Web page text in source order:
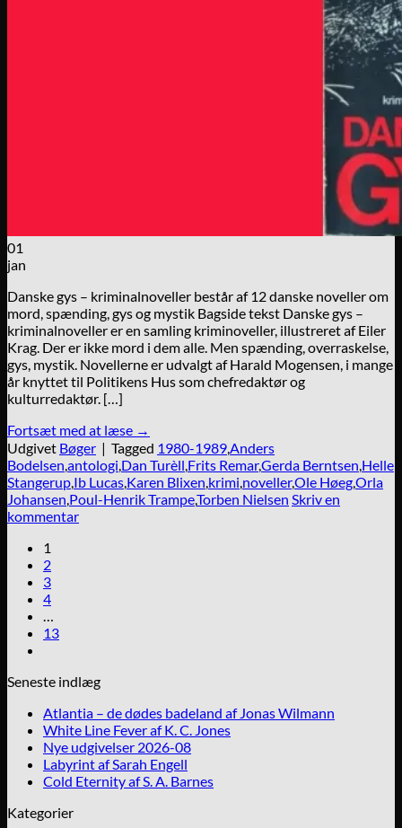
01
jan
Danske gys – kriminalnoveller består af 12 danske noveller om
mord, spænding, gys og mystik Bagside tekst Danske gys –
kriminalnoveller er en samling kriminoveller, illustreret af Eiler
Krag. Der er ikke mord i dem alle. Men spænding, overraskelse,
gys, mystik. Novellerne er udvalgt af Harald Mogensen, i mange
år knyttet til Politikens Hus som chefredaktør og
kulturredaktør. […]
Fortsæt med at læse →
Udgivet Bøger | Tagged 1980-1989,Anders
Bodelsen,antologi,Dan Turèll,Frits Remar,Gerda Berntsen,Helle
Stangerup,Ib Lucas,Karen Blixen,krimi,noveller,Ole Høeg,Orla
Johansen,Poul-Henrik Trampe,Torben Nielsen Skriv en
kommentar
1
2
3
4
…
13
Seneste indlæg
Atlantia – de dødes badeland af Jonas Wilmann
White Line Fever af K. C. Jones
Nye udgivelser 2026-08
Labyrint af Sarah Engell
Cold Eternity af S. A. Barnes
Kategorier